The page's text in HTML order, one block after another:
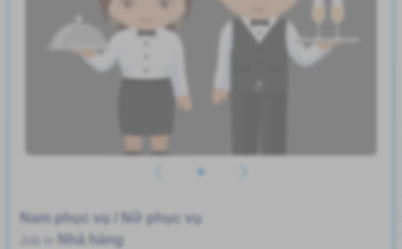
Nam phục vụ / Nữ phục vụ
Nhà hàng